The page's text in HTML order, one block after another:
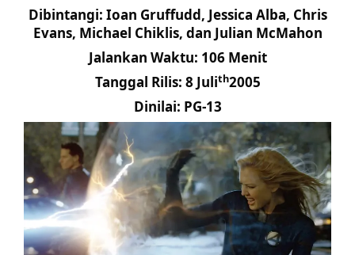
Dibintangi: Ioan Gruffudd, Jessica Alba, Chris
Evans, Michael Chiklis, dan Julian McMahon
Jalankan Waktu: 106 Menit
Tanggal Rilis: 8 Julith2005
Dinilai: PG-13